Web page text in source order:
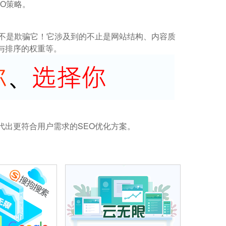
略。
欺骗它！它涉及到的不止是网站结构、内容质
序的权重等。
更符合用户需求的SEO优化方案。